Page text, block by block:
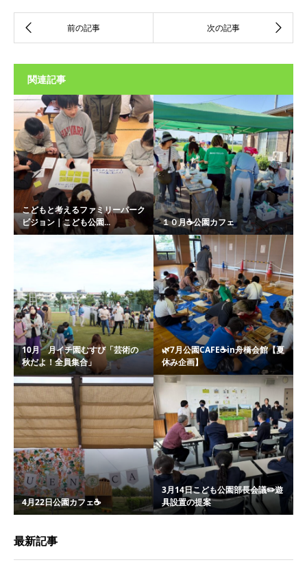
関連記事
こどもと考えるファミリーパーク
ビジョン｜こども公園...
１０月☕公園カフェ
10月 月イチ園むすび「芸術の
秋だよ！全員集合」
🌿7月公園CAFE☕️in舟橋会館【夏
休み企画】
4月22日公園カフェ☕️
3月14日こども公園部長会議✏️遊
具設置の提案
最新記事